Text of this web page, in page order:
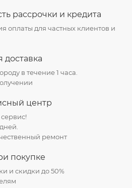
рассрочки и кредита
оплаты для частных клиентов и
доставка
в течение 1 часа.
центр
ремонт
покупке
и скидки до 50%